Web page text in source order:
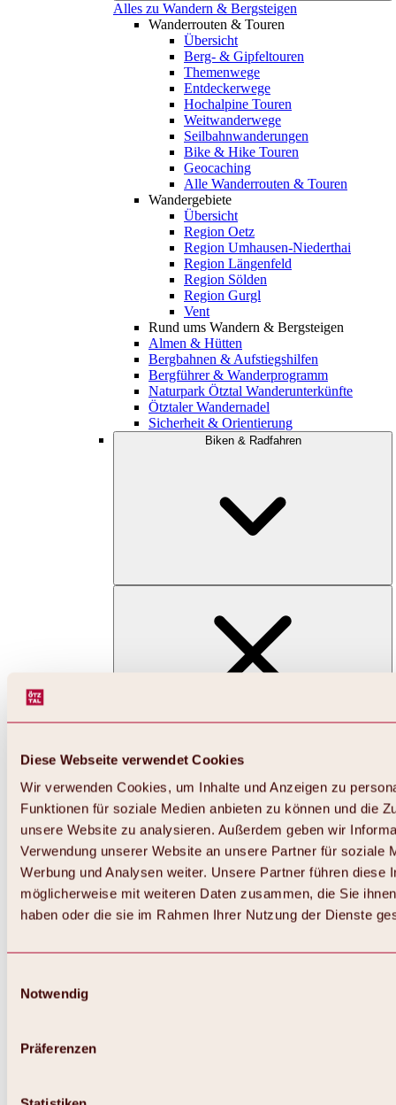
Diese Webseite verwendet Cookies
Wir verwenden Cookies, um Inhalte und Anzeigen zu
Funktionen für soziale Medien anbieten zu können und die
unsere Website zu analysieren. Außerdem geben wir
Verwendung unserer Website an unsere Partner für soziale
Werbung und Analysen weiter. Unsere Partner führen diese
möglicherweise mit weiteren Daten zusammen, die Sie
haben oder die sie im Rahmen Ihrer Nutzung der Dienste
Notwendig
Präferenzen
Alles zu Wandern & Bergsteigen
Wanderrouten & Touren
Übersicht
Berg- & Gipfeltouren
Themenwege
Entdeckerwege
Hochalpine Touren
Weitwanderwege
Seilbahnwanderungen
Bike & Hike Touren
Geocaching
Alle Wanderrouten & Touren
Wandergebiete
Übersicht
Region Oetz
Region Umhausen-Niederthai
Region Längenfeld
Region Sölden
Region Gurgl
Vent
Rund ums Wandern & Bergsteigen
Almen & Hütten
Bergbahnen & Aufstiegshilfen
Bergführer & Wanderprogramm
Naturpark Ötztal Wanderunterkünfte
Ötztaler Wandernadel
Sicherheit & Orientierung
Biken & Radfahren